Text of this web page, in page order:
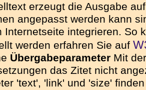
erzeugt die Ausgabe
angepasst werden kann
Internetseite integrieren. So
werden erfahren Sie auf
Übergabeparameter Mit
das Zitet nicht
'text', 'link' und 'size'